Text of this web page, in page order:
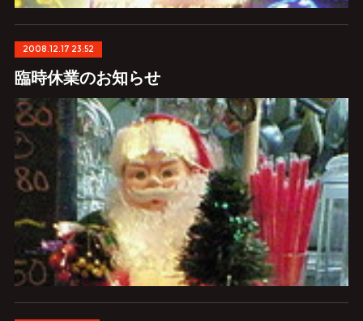
2008.12.17 23:52
臨時休業のお知らせ